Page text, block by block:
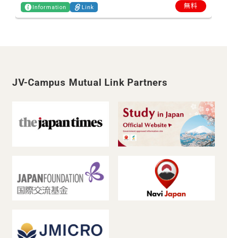
Information Link 無料
JV-Campus Mutual Link Partners